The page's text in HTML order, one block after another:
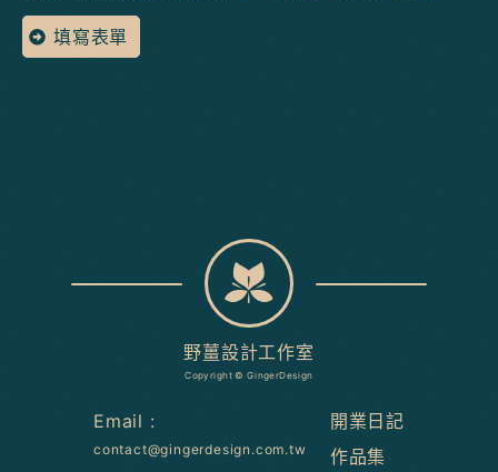
填寫表單
野薑設計工作室
Copyright © GingerDesign
Email :
contact@gingerdesign.com.tw
開業日記
作品集